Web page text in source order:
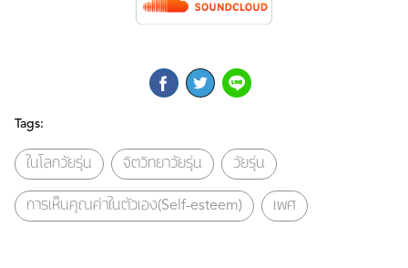
Tags:
ในโลกวัยรุ่น จิตวิทยาวัยรุ่น วัยรุ่น
การเห็นคุณค่าในตัวเอง(Self-esteem) เพศ